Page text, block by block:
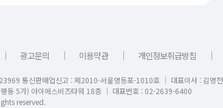
｜ 광고문의 ｜ 이용약관 ｜ 개인정보취급방침 ｜
통신판매업신고 : 제2010-서울영등포-1010호 │ 대표이사 : 김명전
동 5가) 아이에스비즈타워 18층 │ 대표번호 : 02-2639-6400
reserved.